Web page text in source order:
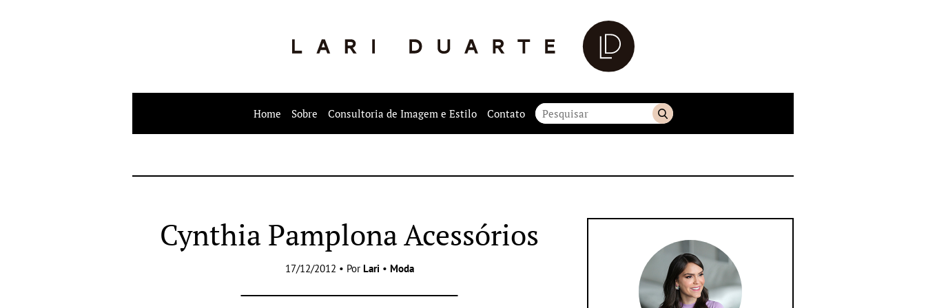
Home Sobre Consultoria de Imagem e Estilo Contato
Cynthia Pamplona Acessórios
17/12/2012 • Por Lari • Moda